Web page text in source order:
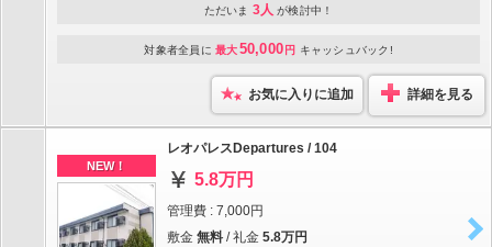
ただいま 3人 が検討中！
対象者全員に 最大50,000 円 キャッシュバック!
お気に入りに追加 詳細を見る
NEW！
レオパレスDepartures / 104
5.8万円
管理費 : 7,000円
敷金 無料 / 礼金 5.8万円